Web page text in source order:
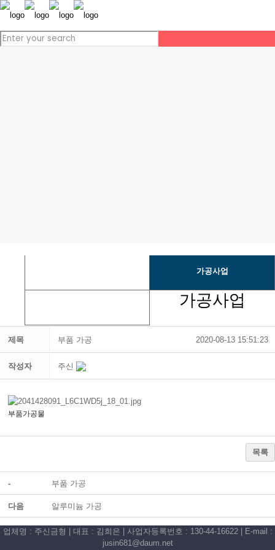
가공사업
가공사업
제목 부품 가공 2020-08-13 15:51:23
작성자 주신
부품가공물
목록
- 부품 가공
다음 알루미늄 가공
업체명 : 주신금형 | 대표 : 김희은 | 사업자등록번호 : 130-44-16622 | E-mail :
jusin681@daum.net